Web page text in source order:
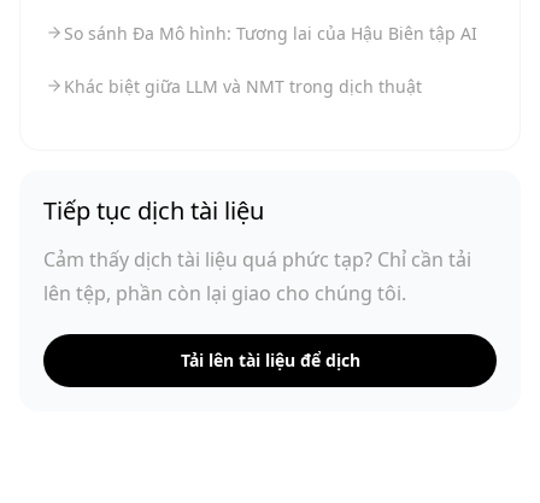
So sánh Đa Mô hình: Tương lai của Hậu Biên tập AI
Khác biệt giữa LLM và NMT trong dịch thuật
Tiếp tục dịch tài liệu
Cảm thấy dịch tài liệu quá phức tạp? Chỉ cần tải
lên tệp, phần còn lại giao cho chúng tôi.
Tải lên tài liệu để dịch